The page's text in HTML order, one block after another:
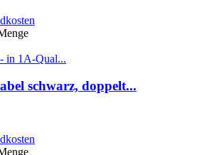
schwarz, doppelt...